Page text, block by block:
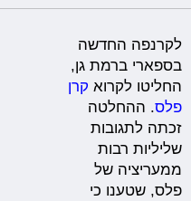
לקרנפה החדשה
בספארי ברמת גן,
החליטו לקרוא קרן
פלס. ההחלטה
זכתה לתגובות
שליליות רבות
ממעריציה של
פלס, שטענו כי